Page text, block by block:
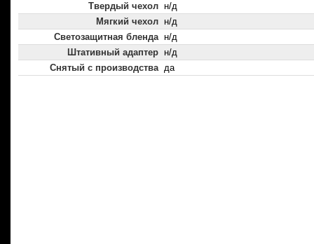
Твердый чехол н/д
Мягкий чехол н/д
Светозащитная бленда н/д
Штативный адаптер н/д
Снятый с производства да